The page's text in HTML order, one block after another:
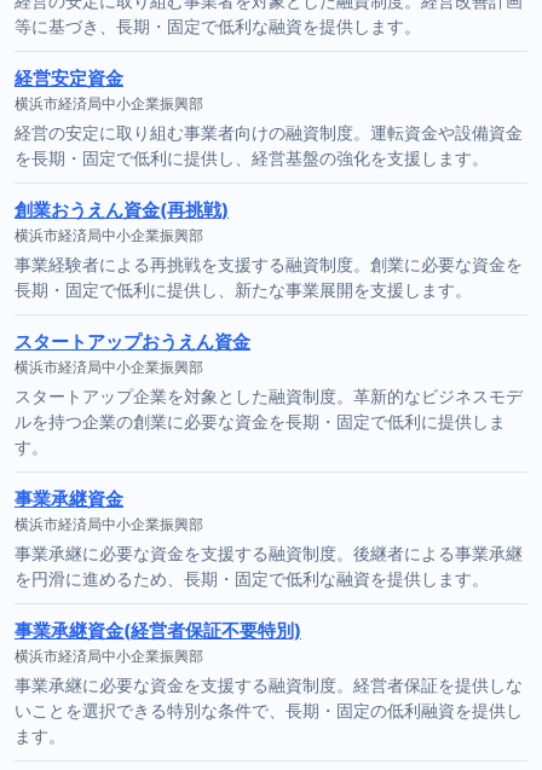
等に基づき、長期・固定で低利な融資を提供します。
経営安定資金
横浜市経済局中小企業振興部
経営の安定に取り組む事業者向けの融資制度。運転資金や設備資金
を長期・固定で低利に提供し、経営基盤の強化を支援します。
創業おうえん資金(再挑戦)
横浜市経済局中小企業振興部
事業経験者による再挑戦を支援する融資制度。創業に必要な資金を
長期・固定で低利に提供し、新たな事業展開を支援します。
スタートアップおうえん資金
横浜市経済局中小企業振興部
スタートアップ企業を対象とした融資制度。革新的なビジネスモデ
ルを持つ企業の創業に必要な資金を長期・固定で低利に提供しま
す。
事業承継資金
横浜市経済局中小企業振興部
事業承継に必要な資金を支援する融資制度。後継者による事業承継
を円滑に進めるため、長期・固定で低利な融資を提供します。
事業承継資金(経営者保証不要特別)
横浜市経済局中小企業振興部
事業承継に必要な資金を支援する融資制度。経営者保証を提供しな
いことを選択できる特別な条件で、長期・固定の低利融資を提供し
ます。